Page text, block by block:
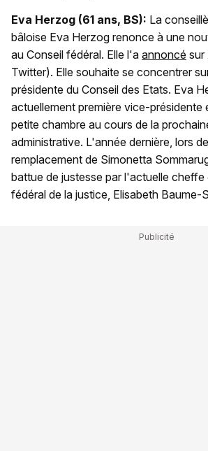
Eva Herzog (61 ans, BS): La
bâloise Eva Herzog renonce à une
au Conseil fédéral. Elle l'a annoncé sur
Twitter). Elle souhaite se concentrer
présidente du Conseil des Etats. Eva
actuellement première vice-présidente
petite chambre au cours de la
administrative. L'année dernière, lors
remplacement de Simonetta
battue de justesse par l'actuelle cheffe
fédéral de la justice, Elisabeth Baume-